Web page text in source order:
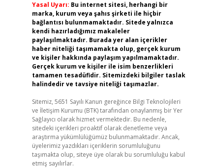
Yasal Uyarı: Bu internet sitesi, herhangi bir
marka, kurum veya şahıs şirketi ile hiçbir
bağlantısı bulunmamaktadır. Sitede yalnızca
kendi hazırladığımız makaleler
paylaşılmaktadır. Burada yer alan içerikler
haber niteliği taşımamakta olup, gerçek kurum
ve kişiler hakkında paylaşım yapılmamaktadır.
Gerçek kurum ve kişiler ile isim benzerlikleri
tamamen tesadüfidir. Sitemizdeki bilgiler taslak
halindedir ve tavsiye niteliği taşımazlar.
Sitemiz, 5651 Sayılı Kanun gereğince Bilgi Teknolojileri
ve İletişim Kurumu (BTK) tarafından onaylanmış bir Yer
Sağlayıcı olarak hizmet vermektedir. Bu nedenle,
sitedeki içerikleri proaktif olarak denetleme veya
araştırma yükümlülüğümüz bulunmamaktadır. Ancak,
üyelerimiz yazdıkları içeriklerin sorumluluğunu
taşımakta olup, siteye üye olarak bu sorumluluğu kabul
etmiş sayılırlar.